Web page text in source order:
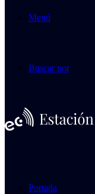
Menú
Buscar por
Portada